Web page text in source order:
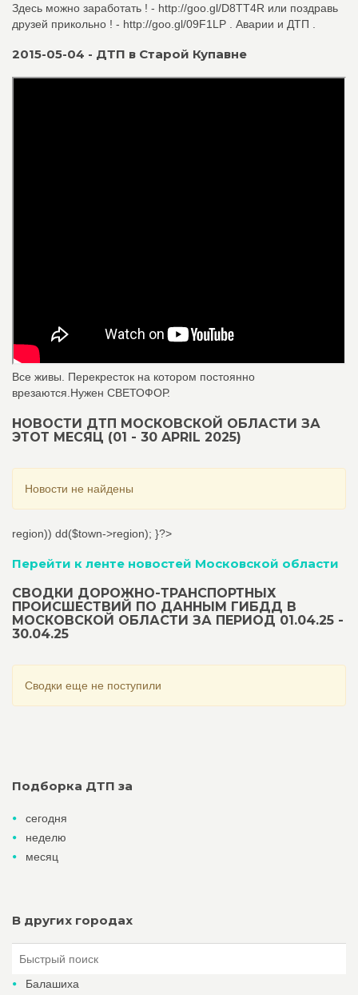
Здесь можно заработать ! - http://goo.gl/D8TT4R или поздравь
друзей прикольно ! - http://goo.gl/09F1LP . Аварии и ДТП .
2015-05-04 - ДТП в Старой Купавне
Все живы. Перекресток на котором постоянно
врезаются.Нужен СВЕТОФОР.
НОВОСТИ ДТП МОСКОВСКОЙ ОБЛАСТИ ЗА
ЭТОТ МЕСЯЦ (01 - 30 APRIL 2025)
Новости не найдены
region)) dd($town->region); }?>
Перейти к ленте новостей Московской области
СВОДКИ ДОРОЖНО-ТРАНСПОРТНЫХ
ПРОИСШЕСТВИЙ ПО ДАННЫМ ГИБДД В
МОСКОВСКОЙ ОБЛАСТИ ЗА ПЕРИОД 01.04.25 -
30.04.25
Сводки еще не поступили
Подборка ДТП за
сегодня
неделю
месяц
В других городах
Балашиха